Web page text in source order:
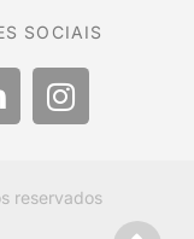
SOCIAIS
reservados